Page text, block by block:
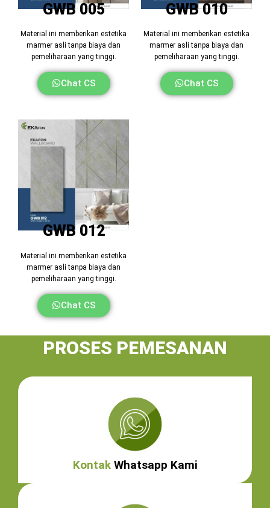
GWB 005
Material ini memberikan estetika
marmer asli tanpa biaya dan
pemeliharaan yang tinggi.
Chat CS
GWB 010
Material ini memberikan estetika
marmer asli tanpa biaya dan
pemeliharaan yang tinggi.
Chat CS
GWB 012
Material ini memberikan estetika
marmer asli tanpa biaya dan
pemeliharaan yang tinggi.
Chat CS
PROSES PEMESANAN
Kontak Whatsapp Kami